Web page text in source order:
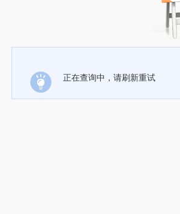
正在查询中，请刷新重试